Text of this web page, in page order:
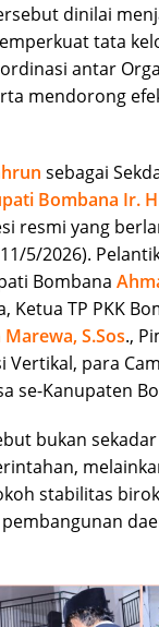
dinilai
tata
antar
mendorong
sebagai
Bombana Ir.
resmi yang
5/2026).
Bombana
Ketua TP PKK
S.Sos.,
Vertikal, para
se-Kanupaten
bukan
stabilitas